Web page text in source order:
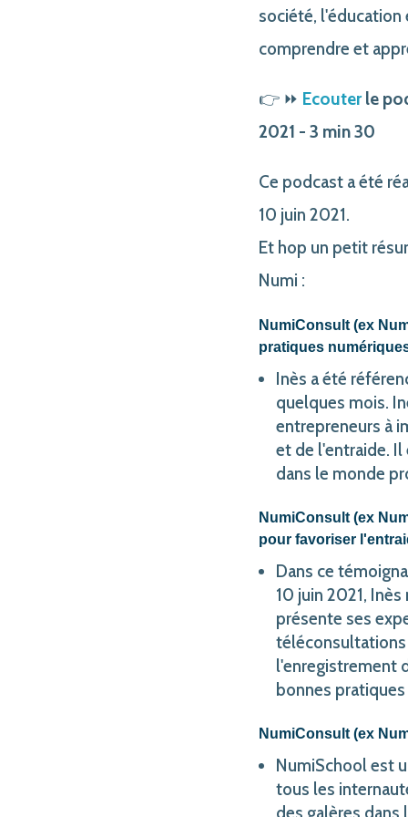
société, l'éducation
comprendre et
👉 ⏩ Ecouterle
2021 - 3 min 30
Ce podcast a été
10 juin 2021.
Et hop un petit
Numi :
NumiConsult (ex
pratiques
Inès a été
quelques mois.
entrepreneurs à
et de l'entraide.
dans le monde
NumiConsult (ex
pour favoriser
Dans ce
10 juin 2021,
présente ses
téléconsultations
l'enregistrement
bonnes
NumiConsult (ex
NumiSchool est
tous les
des galères